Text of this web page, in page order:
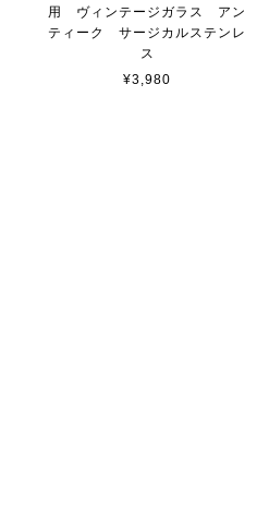
用 ヴィンテージガラス アン
ティーク サージカルステンレ
ス
¥3,980